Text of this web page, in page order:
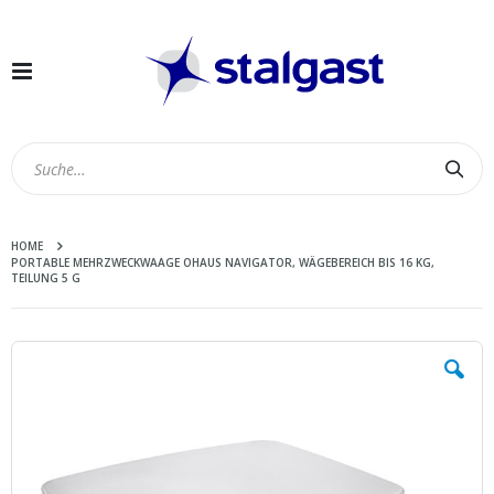
Navigation
HOME
PORTABLE MEHRZWECKWAAGE OHAUS NAVIGATOR, WÄGEBEREICH BIS 16 KG,
TEILUNG 5 G
Zum